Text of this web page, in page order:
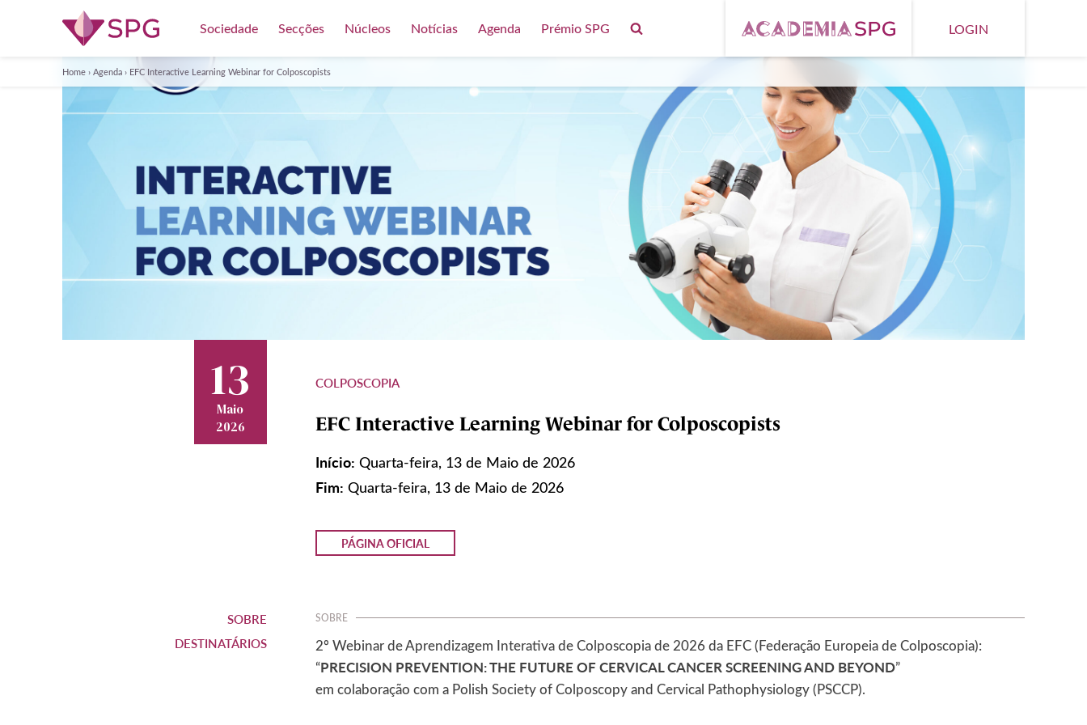
Sociedade Secções Núcleos Notícias Agenda Prémio SPG LOGIN
Home › Agenda › EFC Interactive Learning Webinar for Colposcopists
13
Maio
2026
COLPOSCOPIA
EFC Interactive Learning Webinar for Colposcopists
Início: Quarta-feira, 13 de Maio de 2026
Fim: Quarta-feira, 13 de Maio de 2026
PÁGINA OFICIAL
SOBRE
DESTINATÁRIOS
SOBRE
2º Webinar de Aprendizagem Interativa de Colposcopia de 2026 da EFC (Federação Europeia de Colposcopia):
“PRECISION PREVENTION: THE FUTURE OF CERVICAL CANCER SCREENING AND BEYOND”
em colaboração com a Polish Society of Colposcopy and Cervical Pathophysiology (PSCCP).